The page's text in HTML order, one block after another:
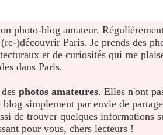
photo-blog amateur.
)découvrir Paris. Je prends des
et de curiosités qui me
dans Paris.
photos amateures. Elles n'ont
simplement par envie de
de trouver quelques informations
pour vous, chers lecteurs !